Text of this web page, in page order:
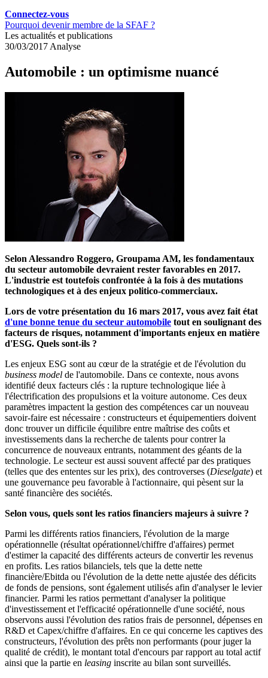
Connectez-vous
Pourquoi devenir membre de la SFAF ?
Les actualités et publications
30/03/2017 Analyse
Automobile : un optimisme nuancé
Selon Alessandro Roggero, Groupama AM, les fondamentaux
du secteur automobile devraient rester favorables en 2017.
L'industrie est toutefois confrontée à la fois à des mutations
technologiques et à des enjeux politico-commerciaux.
Lors de votre présentation du 16 mars 2017, vous avez fait état
d'une bonne tenue du secteur automobile tout en soulignant des
facteurs de risques, notamment d'importants enjeux en matière
d'ESG. Quels sont-ils ?
Les enjeux ESG sont au cœur de la stratégie et de l'évolution du
business model de l'automobile. Dans ce contexte, nous avons
identifié deux facteurs clés : la rupture technologique liée à
l'électrification des propulsions et la voiture autonome. Ces deux
paramètres impactent la gestion des compétences car un nouveau
savoir-faire est nécessaire : constructeurs et équipementiers doivent
donc trouver un difficile équilibre entre maîtrise des coûts et
investissements dans la recherche de talents pour contrer la
concurrence de nouveaux entrants, notamment des géants de la
technologie. Le secteur est aussi souvent affecté par des pratiques
(telles que des ententes sur les prix), des controverses (Dieselgate) et
une gouvernance peu favorable à l'actionnaire, qui pèsent sur la
santé financière des sociétés.
Selon vous, quels sont les ratios financiers majeurs à suivre ?
Parmi les différents ratios financiers, l'évolution de la marge
opérationnelle (résultat opérationnel/chiffre d'affaires) permet
d'estimer la capacité des différents acteurs de convertir les revenus
en profits. Les ratios bilanciels, tels que la dette nette
financière/Ebitda ou l'évolution de la dette nette ajustée des déficits
de fonds de pensions, sont également utilisés afin d'analyser le levier
financier. Parmi les ratios permettant d'analyser la politique
d'investissement et l'efficacité opérationnelle d'une société, nous
observons aussi l'évolution des ratios frais de personnel, dépenses en
R&D et Capex/chiffre d'affaires. En ce qui concerne les captives des
constructeurs, l'évolution des prêts non performants (pour juger la
qualité de crédit), le montant total d'encours par rapport au total actif
ainsi que la partie en leasing inscrite au bilan sont surveillés.